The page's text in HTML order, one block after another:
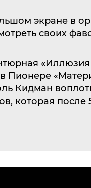
экране в
своих
Пионере
Кидман
которая после